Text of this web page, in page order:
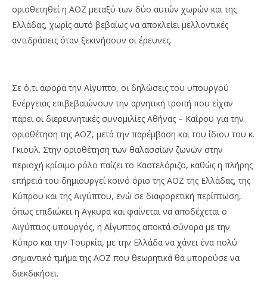
οριοθετηθεί η ΑΟΖ μεταξύ των δύο αυτών χωρών και της
Ελλάδας, χωρίς αυτό βεβαίως να αποκλείει μελλοντικές
αντιδράσεις όταν ξεκινήσουν οι έρευνες.
Σε ό,τι αφορά την Αίγυπτο, οι δηλώσεις του υπουργού
Ενέργειας επιβεβαιώνουν την αρνητική τροπή που είχαν
πάρει οι διερευνητικές συνομιλίες Αθήνας – Καΐρου για την
οριοθέτηση της ΑΟΖ, μετά την παρέμβαση και του ίδιου του κ.
Γκιουλ. Στην οριοθέτηση των θαλασσίων ζωνών στην
περιοχή κρίσιμο ρόλο παίζει το Καστελόριζο, καθώς η πλήρης
επήρειά του δημιουργεί κοινό όριο της ΑΟΖ της Ελλάδας, της
Κύπρου και της Αιγύπτου, ενώ σε διαφορετική περίπτωση,
όπως επιδιώκει η Αγκυρα και φαίνεται να αποδέχεται ο
Αιγύπτιος υπουργός, η Αίγυπτος αποκτά σύνορα με την
Κύπρο και την Τουρκία, με την Ελλάδα να χάνει ένα πολύ
σημαντικό τμήμα της ΑΟΖ που θεωρητικά θα μπορούσε να
διεκδικήσει.